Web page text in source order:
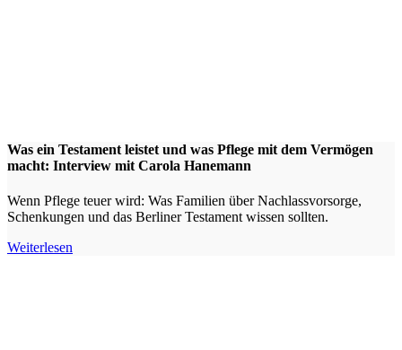
Was ein Testament leistet und was Pflege mit dem Vermögen
macht: Interview mit Carola Hanemann
Wenn Pflege teuer wird: Was Familien über Nachlassvorsorge,
Schenkungen und das Berliner Testament wissen sollten.
Weiterlesen